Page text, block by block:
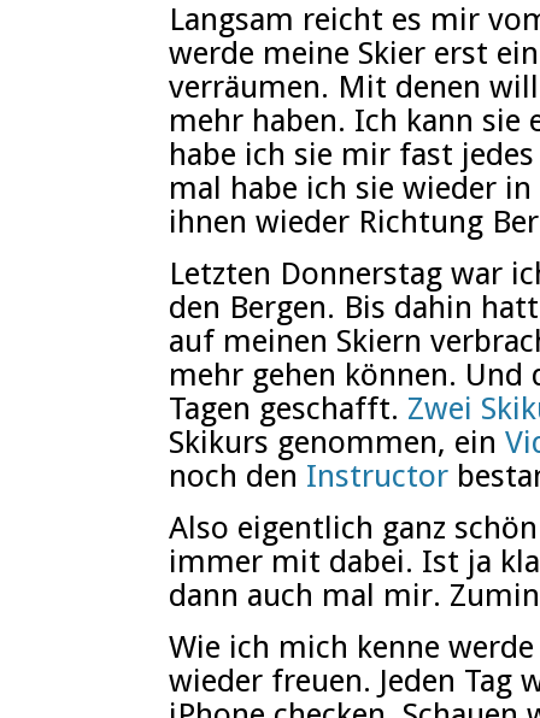
Langsam reicht es mir
werde meine Skier erst
verräumen. Mit denen
mehr haben. Ich kann
habe ich sie mir fast jedes
mal habe ich sie wieder
ihnen wieder Richtung
Letzten Donnerstag war
den Bergen. Bis dahin
auf meinen Skiern
mehr gehen können. Und
Tagen geschafft. Zwei
Skikurs genommen, ein
noch den Instructor
Also eigentlich ganz
immer mit dabei. Ist ja
dann auch mal mir.
Wie ich mich kenne
wieder freuen. Jeden Tag